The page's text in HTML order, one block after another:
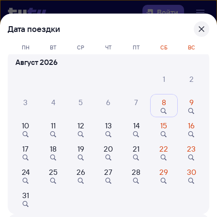
Войти
Выберите день, чтобы найтиж/д
билеты Лазо — Мучная
Куда
Когда
Кто едет
Найти поезда
Дата поездки
ПН ВТ СР ЧТ ПТ СБ ВС
Август 2026
1
2
3 4 5 6 7 8 9
10 11 12 13 14 15 16
17 18 19 20 21 22 23
24 25 26 27 28 29 30
31